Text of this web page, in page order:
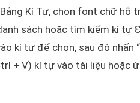
Kí Tự, chọn font chữ hỗ
sách hoặc tìm kiếm kí tự
kí tự để chọn, sau đó nhấn
+ V) kí tự vào tài liệu hoặc